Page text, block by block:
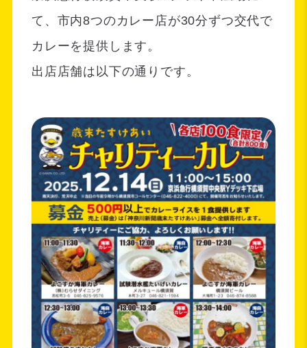
て、市内8つのカレー店が30分ずつ交代で
カレーを提供します。
出店店舗は以下の通りです。